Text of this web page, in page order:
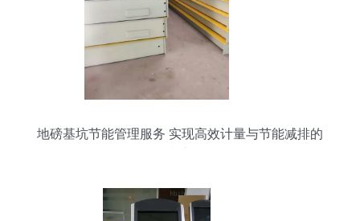
地磅基坑节能管理服务 实现高效计量与节能减排的